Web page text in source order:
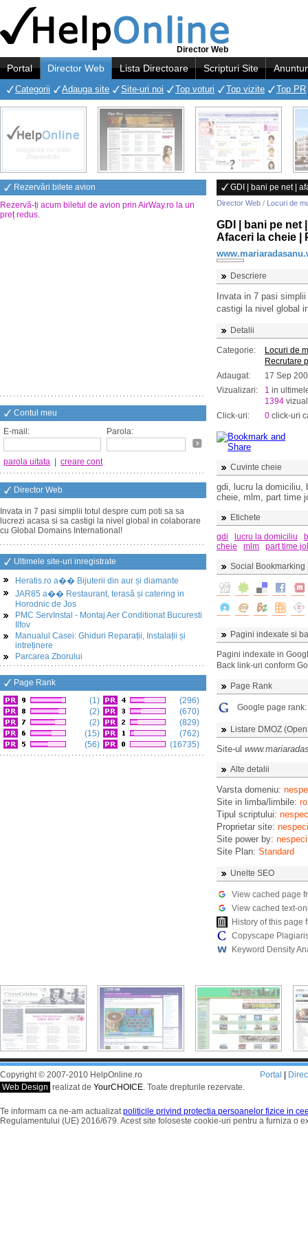
Director Web
Portal Director Web Lista Directoare Scripturi Site
Categorii Adauga site Site-uri noi Top voturi Top vizite Top PR
Rezervări bilete avion
Rezervă-ți acum biletul de avion prin AirWay.ro la un
preț redus.
Contul meu
E-mail:
Parola:
parola uitata creare cont
Director Web
Invata in 7 pasi simplii totul despre cum poti sa sa
lucrezi acasa si sa castigi la nivel global in colaborare
cu Global Domains International!
Ultimele site-uri inregistrate
Heratis.ro a�� Bijuterii din aur și diamante
JAR85 a�� Restaurant, terasă și catering in
Horodnic de Jos
PMC ServInstal - Montaj Aer Conditionat Bucuresti
Ilfov
Manualul Casei: Ghiduri Reparații, Instalații și
intreținere
Parcarea Zborului
Page Rank
(1)
(2)
(2)
(15)
(56)
(296)
(670)
(829)
(762)
(16735)
GDI | bani pe net |
Director Web / Locuri de
GDI | bani pe net
Afaceri la cheie |
Descriere
Invata in 7 pasi
castigi la nivel global
Detalii
Categorie:
Locuri de
Recrutare
Adaugat:
17 Sep
Vizualizari:
1 in
1394
Click-uri:
0 click-uri
Cuvinte cheie
gdi, lucru la domiciliu,
cheie, mlm, part time
Etichete
gdi
lucru la domiciliu
cheie
mlm part time
Social Bookmarking
Pagini indexate si
Pagini indexate in
Back link-uri conform
Page Rank
Google page rank:
Listare DMOZ
Site-ul
Alte detalii
Varsta domeniu:
Site in limba/limbile: ro
Tipul scriptului:
Proprietar site:
Site power by:
Site Plan: Standard
Unelte SEO
View cached page
View cached text-
History of this page
Copyscape
Keyword Density
Copyright © 2007-2010 HelpOnline.ro
Web Design realizat de YourCHOICE. Toate drepturile rezervate.
Portal
Te informam ca ne-am actualizatpoliticile privind protectia persoanelor fizice in
Regulamentului (UE) 2016/679. Acest site foloseste cookie-uri pentru a furniza o